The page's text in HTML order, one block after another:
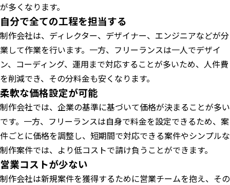
が多くなります。
自分で全ての工程を担当する
制作会社は、ディレクター、デザイナー、エンジニアなどが分
業して作業を行います。一方、フリーランスは一人でデザイ
ン、コーディング、運用まで対応することが多いため、人件費
を削減でき、その分料金も安くなります。
柔軟な価格設定が可能
制作会社では、企業の基準に基づいて価格が決まることが多い
です。一方、フリーランスは自身で料金を設定できるため、案
件ごとに価格を調整し、短期間で対応できる案件やシンプルな
制作案件では、より低コストで請け負うことができます。
営業コストが少ない
制作会社は新規案件を獲得するために営業チームを抱え、その